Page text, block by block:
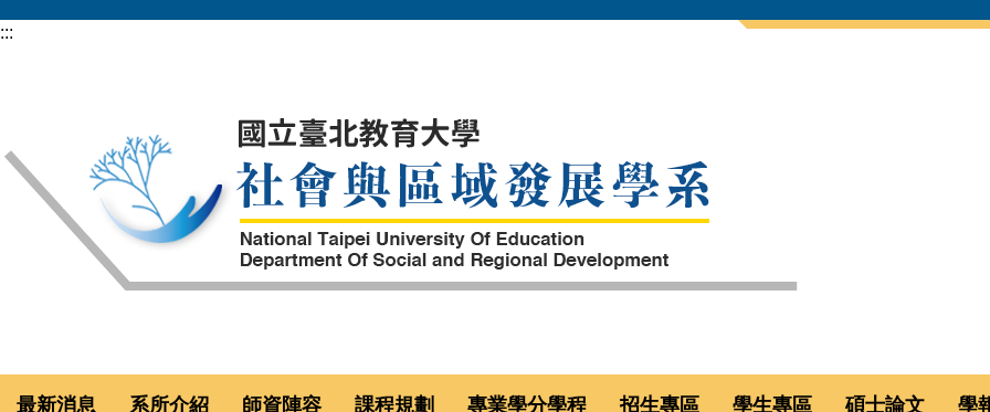
跳
到
容
區
:::
最新消息 系所介紹 師資陣容 課程規劃 專業學分學程 招生專區 學生專區 碩士論文 學